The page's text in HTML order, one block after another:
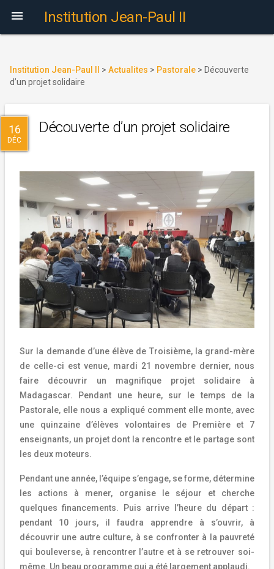
 Institution Jean-Paul II
Institution Jean-Paul II > Actualites > Pastorale > Découverte
d’un projet solidaire
16
DÉC
Découverte d’un projet solidaire
Sur la demande d’une élève de Troisième, la grand-mère
de celle-ci est venue, mardi 21 novembre dernier, nous
faire découvrir un magnifique projet solidaire à
Madagascar.
Pendant une heure, sur le temps de la
Pastorale, elle nous a expliqué comment elle monte, avec
une quinzaine d’élèves volontaires de Première et 7
enseignants, un projet dont la rencontre et le partage sont
les deux moteurs.
Pendant une année, l’équipe s’engage, se forme, détermine
les actions à mener, organise le séjour et cherche
quelques financements. Puis arrive l’heure du départ :
pendant 10 jours, il faudra apprendre à s’ouvrir, à
découvrir une autre culture, à se confronter à la pauvreté
qui bouleverse, à rencontrer l’autre et à se retrouver soi-
même. Un beau programme qui a été largement applaudi.